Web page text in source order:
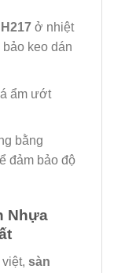
ở nhiệt
bảo keo dán
ẩm ướt
bằng
đảm bảo độ
Nhựa
sàn